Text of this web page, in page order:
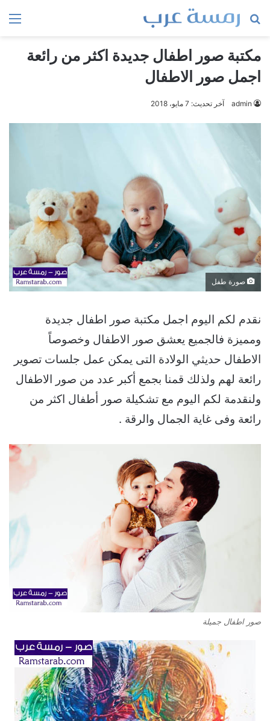
بحث
مكتبة صور اطفال جديدة اكثر من رائعة
اجمل صور الاطفال
admin آخر تحديث: 7 مايو، 2018
صورة طفل
نقدم لكم اليوم اجمل مكتبة صور اطفال جديدة
ومميزة فالجميع يعشق صور الاطفال وخصوصاً
الاطفال حديثي الولادة التى يمكن عمل جلسات تصوير
رائعة لهم ولذلك قمنا بجمع أكبر عدد من صور الاطفال
ولنقدمة لكم اليوم مع تشكيلة صور أطفال اكثر من
رائعة وفى غاية الجمال والرقة .
صور اطفال جميلة